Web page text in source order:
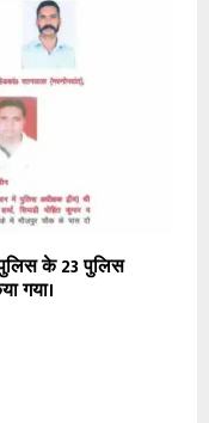
के 23 पुलिस
गया।